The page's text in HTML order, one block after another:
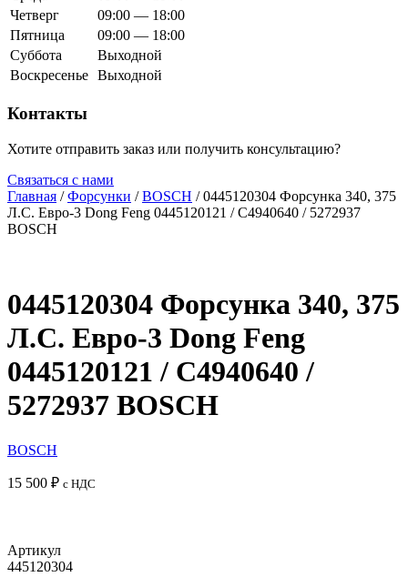
Четверг
09:00 — 18:00
Пятница
09:00 — 18:00
Суббота
Выходной
Воскресенье Выходной
Контакты
Хотите отправить заказ или получить консультацию?
Связаться с нами
Главная /Форсунки /BOSCH / 0445120304 Форсунка 340, 375
Л.С. Евро-3 Dong Feng 0445120121 / C4940640 / 5272937
BOSCH
0445120304 Форсунка 340, 375
Л.С. Евро-3 Dong Feng
0445120121 / C4940640 /
5272937 BOSCH
BOSCH
15 500 ₽ с НДС
Артикул
445120304